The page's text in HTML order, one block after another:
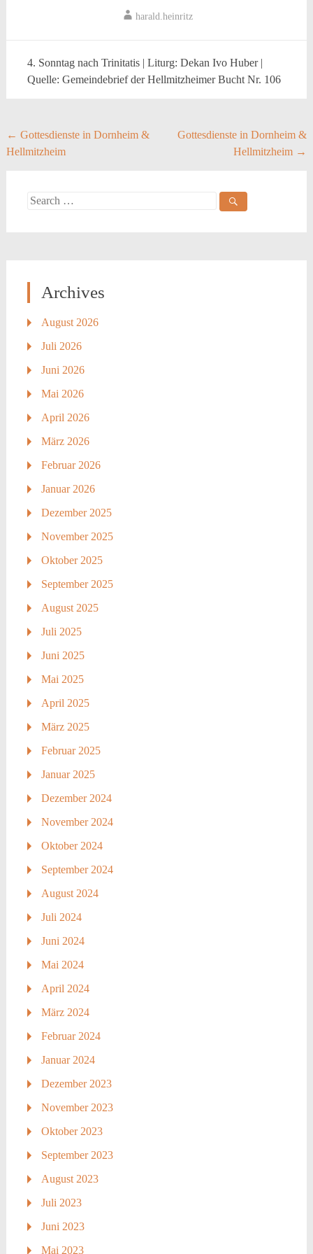
harald.heinritz
4. Sonntag nach Trinitatis | Liturg: Dekan Ivo Huber |
Quelle: Gemeindebrief der Hellmitzheimer Bucht Nr. 106
Post
navigation
← Gottesdienste in Dornheim &
Hellmitzheim
Gottesdienste in Dornheim &
Hellmitzheim →
Search
Archives
August 2026
Juli 2026
Juni 2026
Mai 2026
April 2026
März 2026
Februar 2026
Januar 2026
Dezember 2025
November 2025
Oktober 2025
September 2025
August 2025
Juli 2025
Juni 2025
Mai 2025
April 2025
März 2025
Februar 2025
Januar 2025
Dezember 2024
November 2024
Oktober 2024
September 2024
August 2024
Juli 2024
Juni 2024
Mai 2024
April 2024
März 2024
Februar 2024
Januar 2024
Dezember 2023
November 2023
Oktober 2023
September 2023
August 2023
Juli 2023
Juni 2023
Mai 2023